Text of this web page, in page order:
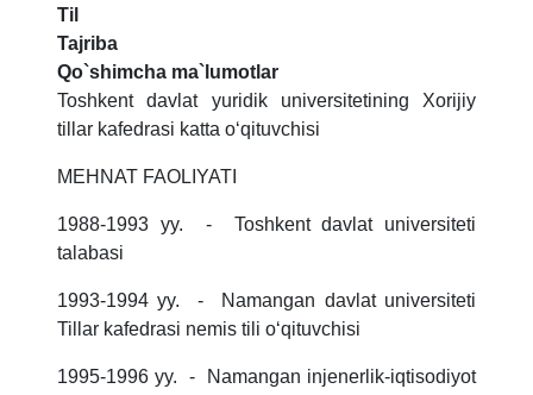
Til
Tajriba
Qo`shimcha ma`lumotlar
Toshkent davlat yuridik universitetining Xorijiy
tillar kafedrasi katta o‘qituvchisi
MEHNAT FAOLIYATI
1988-1993 yy. - Toshkent davlat universiteti
talabasi
1993-1994 yy. - Namangan davlat universiteti
Tillar kafedrasi nemis tili oʻqituvchisi
1995-1996 yy. - Namangan injenerlik-iqtisodiyot